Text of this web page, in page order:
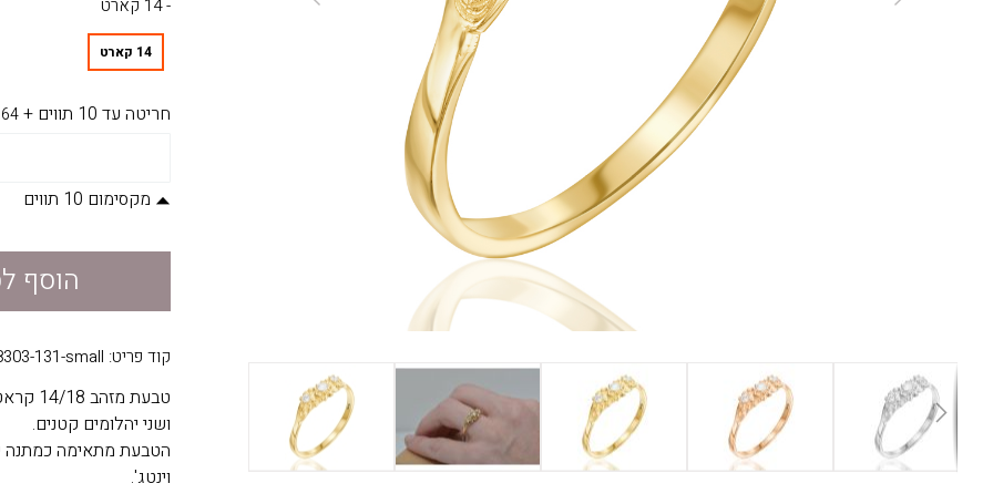
- 14 קארט
14 קארט
חריטה עד 10 תווים +
מקסימום 10 תווים
הוסף
קוד פריט: R8303-131-small
ושני יהלומים קטנים.
הטבעת מתאימה כמתנה
וינטג'.